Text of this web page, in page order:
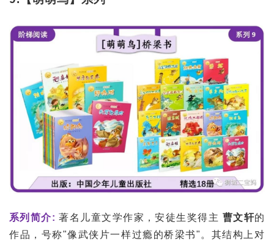
系列简介:著名儿童文学作家，安徒生奖得主 曹文轩的
作品，号称"像武侠片一样过瘾的桥梁书"。其结构上对